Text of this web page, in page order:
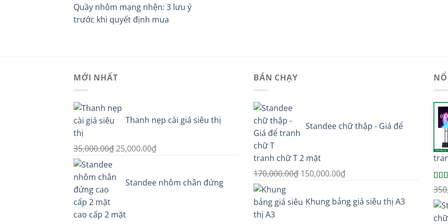
Quầy nhôm mạng nhện: 3 lưu ý
trước khi quyết định mua
MỚI NHẤT
Thanh nẹp cài giá siêu thị
35,000.00₫ Giá
35,000.00₫.
25,000.00₫Giá
là:
Standee nhôm chân đứng
cao cấp 2 mặt
BÁN CHẠY
Standee chữ thập - Giá để
tranh chữ T 2 mặt
170,000.00₫ Giá
là:
170,000.00₫.
150,000.00₫Giá
tại
là:
Khung bảng giá siêu thị A3
sao